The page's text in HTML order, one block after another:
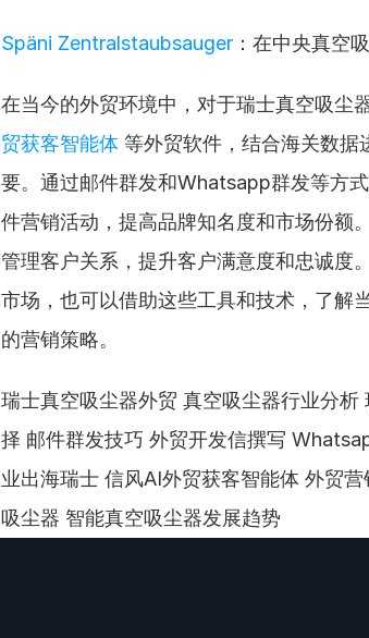
Späni Zentralstaubsauger ：在中央真空
在当今的外贸环境中，对于瑞士真空吸尘
贸获客智能体 等外贸软件，结合海关数据
要。通过邮件群发和Whatsapp群发等方
件营销活动，提高品牌知名度和市场份额
管理客户关系，提升客户满意度和忠诚度
市场，也可以借助这些工具和技术，了解
的营销策略。
瑞士真空吸尘器外贸 真空吸尘器行业分
择 邮件群发技巧 外贸开发信撰写
业出海瑞士 信风AI外贸获客智能体 外贸
吸尘器 智能真空吸尘器发展趋势